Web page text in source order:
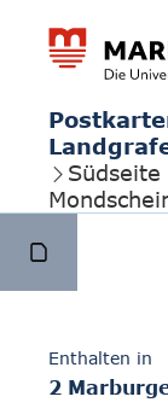
Südseite
Enthalten in
2